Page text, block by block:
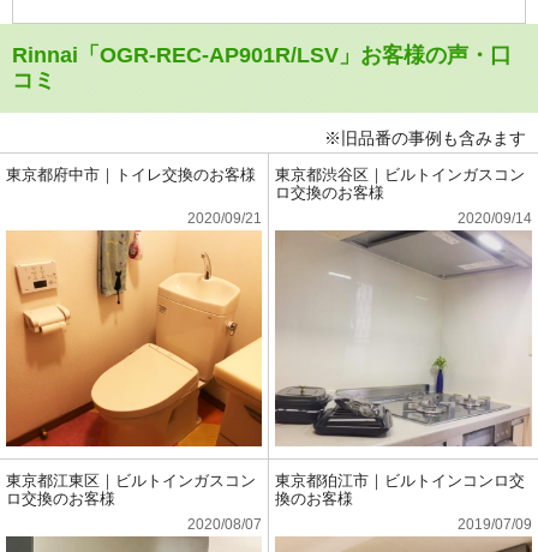
Rinnai「OGR-REC-AP901R/LSV」お客様の声・口
コミ
※旧品番の事例も含みます
東京都府中市｜トイレ交換のお客様
2020/09/21
東京都渋谷区｜ビルトインガスコン
ロ交換のお客様
2020/09/14
東京都江東区｜ビルトインガスコン
ロ交換のお客様
2020/08/07
東京都狛江市｜ビルトインコンロ交
換のお客様
2019/07/09